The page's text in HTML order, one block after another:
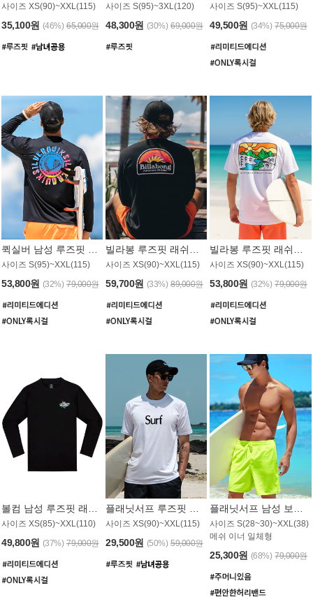
사이즈 XS(90)~XXL(115)
35,100원 (46%) 65,000원
사이즈 S(95)~3XL(120)
48,300원 (30%) 69,000원
사이즈 S(95)~XXL(115)
49,500원 (34%) 75,000원
사이즈 S(95)~XXL(115)
53,800원 (32%) 79,000원
사이즈 XS(90)~XXL(115)
59,700원 (33%) 89,000원
사이즈 XS(90)~XXL(115)
53,800원 (32%) 79,000원
사이즈 XS(85)~XXL(110)
49,800원 (37%) 79,000원
사이즈 XS(90)~XXL(115)
29,500원 (50%) 59,000원
사이즈 S(28~30)~XXL(38)
메쉬 이너 일체형
25,300원 (68%) 79,000원